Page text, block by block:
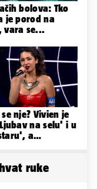
bolova: Tko
je porod na
vara se...
se nje? Vivien je
na selu' i u
a
ruke